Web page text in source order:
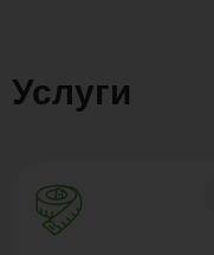
Услуги